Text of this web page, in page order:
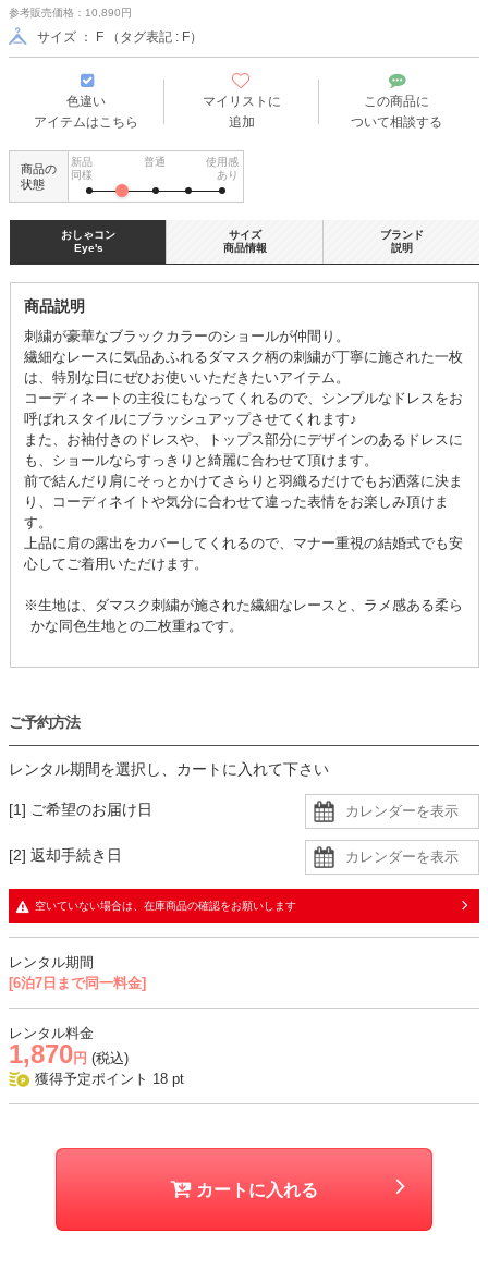
参考販売価格：10,890円
サイズ ： F （タグ表記 : F）
色違い
アイテムはこちら
マイリストに
追加
この商品に
ついて相談する
商品の
状態
新品
同様
普通
使用感
あり
おしゃコン
Eye's
商品説明
刺繍が豪華なブラックカラーのショールが仲間り。
繊細なレースに気品あふれるダマスク柄の刺繍が丁寧に施された一枚
は、特別な日にぜひお使いいただきたいアイテム。
コーディネートの主役にもなってくれるので、シンプルなドレスをお
呼ばれスタイルにブラッシュアップさせてくれます♪
また、お袖付きのドレスや、トップス部分にデザインのあるドレスに
も、ショールならすっきりと綺麗に合わせて頂けます。
前で結んだり肩にそっとかけてさらりと羽織るだけでもお洒落に決ま
り、コーディネイトや気分に合わせて違った表情をお楽しみ頂けま
す。
上品に肩の露出をカバーしてくれるので、マナー重視の結婚式でも安
心してご着用いただけます。
※生地は、ダマスク刺繍が施された繊細なレースと、ラメ感ある柔ら
かな同色生地との二枚重ねです。
サイズ
商品情報
ブランド
説明
ご予約方法
レンタル期間を選択し、カートに入れて下さい
[1] ご希望のお届け日
[2] 返却手続き日
空いていない場合は、在庫商品の確認をお願いします
レンタル期間
[6泊7日まで同一料金]
レンタル料金
1,870 円 (税込)
獲得予定ポイント 18 pt
カートに入れる